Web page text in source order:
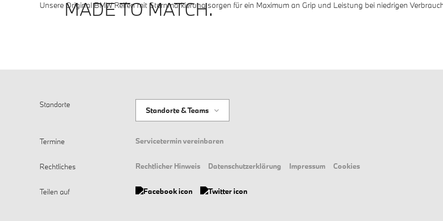
MADE TO MATCH.
Unsere Original BMW Reifen mit Sternmarkierung sorgen für ein Maximum an Grip und Leistung bei niedrigen
Standorte
Standorte & Teams
Termine Servicetermin vereinbaren
Rechtliches Rechtlicher Hinweis Datenschutzerklärung Impressum Cookies
Teilen auf